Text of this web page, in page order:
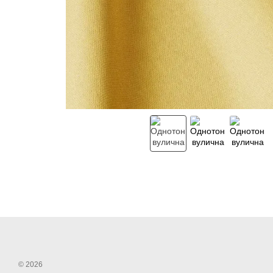
© 2026